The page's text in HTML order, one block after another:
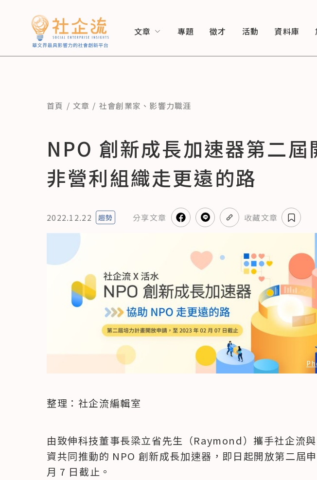
文章 專題 徵才 活動 資料庫
首頁 文章 社會創業家 、 影響力職涯
NPO 創新成長加速器第二
非營利組織走更遠的路
2022.12.22 趨勢 分享文章 收藏文章
整理：社企流編輯室
由致伸科技董事長梁立省先生（Raymond）攜手社企流
資共同推動的 NPO 創新成長加速器，即日起開放第二屆
月 7 日截止。